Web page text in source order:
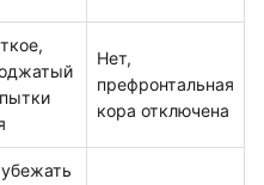
Нет,
префронтальная
кора отключена